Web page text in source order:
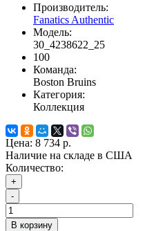
Производитель:
Fanatics Authentic
Модель:
30_4238622_25
100
Команда:
Boston Bruins
Категория:
Коллекция
Цена: 8 734 р.
Наличие на складе в США
Количество:
+
-
В корзину